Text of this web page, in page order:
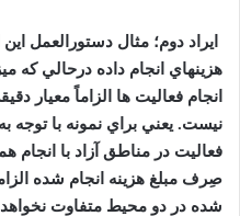
ايراد دوم؛ مثال دستورالعمل
هزينهاي انجام داده درحالي که
انجام فعاليت ها الزاماً معيار
نيست. يعني براي نمونه با توجه
فعاليت در مناطق آزاد با
صِرف مبلغ هزينه انجام شده
شده در دو محيط متفاوت نخواهد